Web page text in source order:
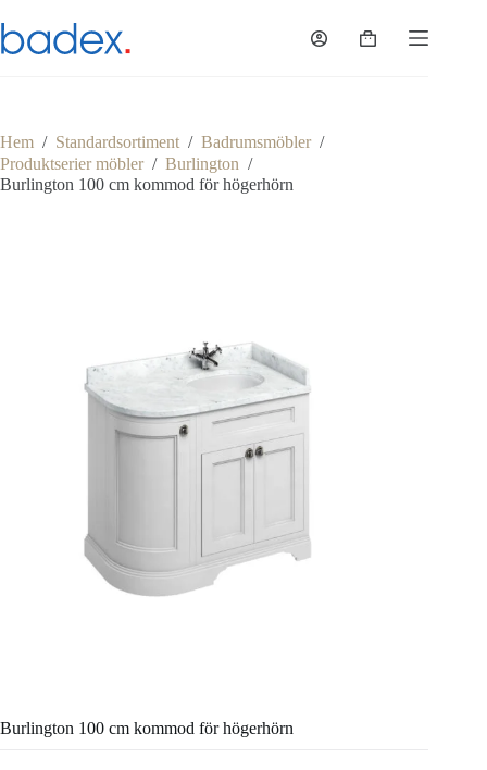
till
innehåll
Varukorg
Hem / Standardsortiment / Badrumsmöbler /
Produktserier möbler / Burlington /
Burlington 100 cm kommod för högerhörn
Burlington 100 cm kommod för högerhörn